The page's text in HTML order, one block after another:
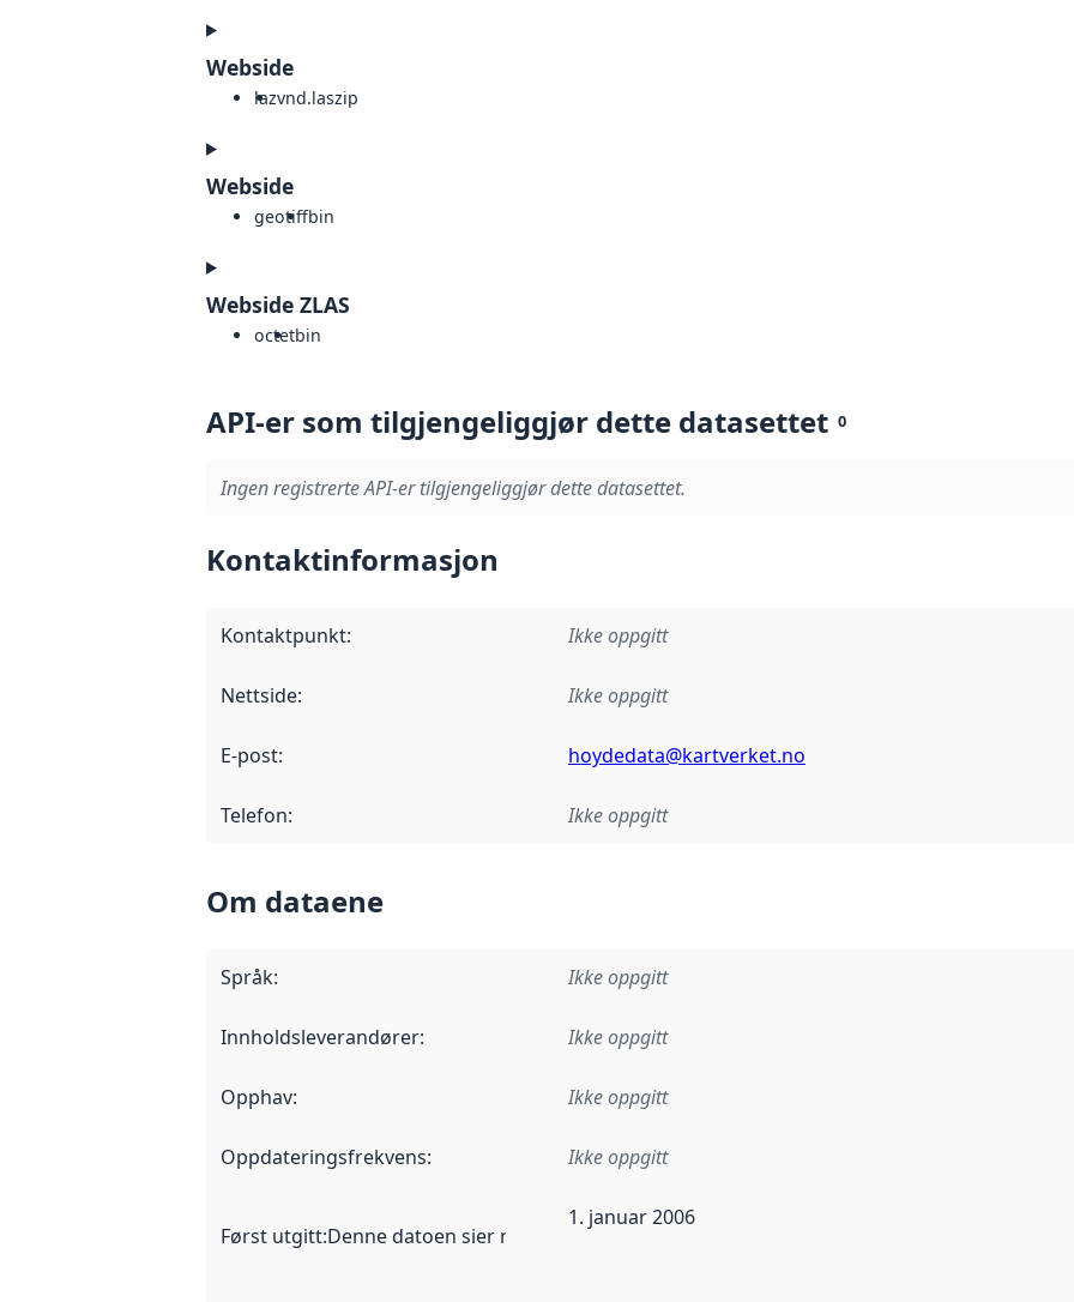
Webside
lazvnd.laszip
Webside
geotiffbin
Webside ZLAS
octetbin
API-er som tilgjengeliggjør dette datasettet 0
Ingen registrerte API-er tilgjengeliggjør dette datasettet.
Kontaktinformasjon
Kontaktpunkt: Ikke oppgitt
Nettside: Ikke oppgitt
E-post: hoydedata@kartverket.no
Telefon: Ikke oppgitt
Om dataene
Språk: Ikke oppgitt
Innholdsleverandører: Ikke oppgitt
Opphav: Ikke oppgitt
Oppdateringsfrekvens: Ikke oppgitt
Først utgitt:Denne datoen sier når dataene i dette datasettet første gang ble utgitt. Det kan
1. januar 2006